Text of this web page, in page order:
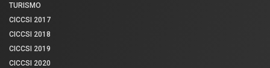
TURISMO
CICCSI 2017
CICCSI 2018
CICCSI 2019
CICCSI 2020